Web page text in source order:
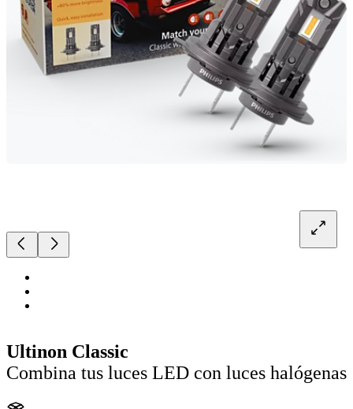
Ultinon Classic
Combina tus luces LED con luces halógenas